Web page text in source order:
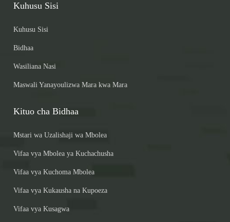
Kuhusu Sisi
Kuhusu Sisi
Bidhaa
Wasiliana Nasi
Maswali Yanayoulizwa Mara kwa Mara
Kituo cha Bidhaa
Mstari wa Uzalishaji wa Mbolea
Vifaa vya Mbolea ya Kuchachusha
Vifaa vya Kuchoma Mbolea
Vifaa vya Kukausha na Kupoeza
Vifaa vya Kusagwa